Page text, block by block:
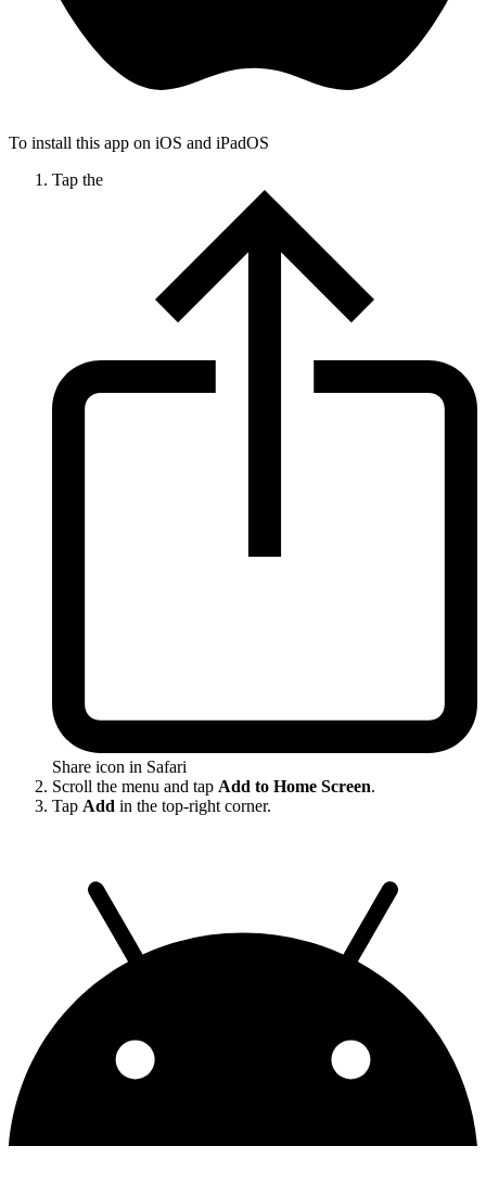
To install this app on iOS and iPadOS
Tap the
Share icon in Safari
Scroll the menu and tap Add to Home Screen.
Tap Add in the top-right corner.